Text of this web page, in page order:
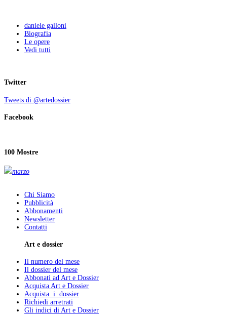
daniele galloni
Biografia
Le opere
Vedi tutti
Twitter
Tweets di @artedossier
Facebook
100 Mostre
marzo
Chi Siamo
Pubblicità
Abbonamenti
Newsletter
Contatti
Art e dossier
Il numero del mese
Il dossier del mese
Abbonati ad Art e Dossier
Acquista Art e Dossier
Acquista i dossier
Richiedi arretrati
Gli indici di Art e Dossier